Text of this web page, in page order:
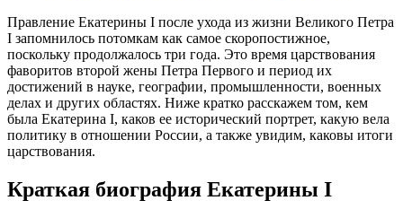
Правление Екатерины I после ухода из жизни Великого Петра
I запомнилось потомкам как самое скоропостижное,
поскольку продолжалось три года. Это время царствования
фаворитов второй жены Петра Первого и период их
достижений в науке, географии, промышленности, военных
делах и других областях. Ниже кратко расскажем том, кем
была Екатерина I, каков ее исторический портрет, какую вела
политику в отношении России, а также увидим, каковы итоги
царствования.
Краткая биография Екатерины I